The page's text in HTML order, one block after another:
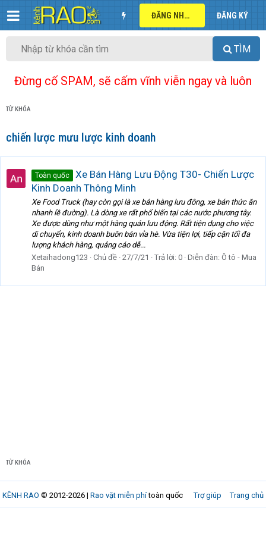
ĐĂNG NHẬP ĐĂNG KÝ
TÌM
Đừng cố SPAM, sẽ cấm vĩnh viễn ngay và luôn
TỪ KHÓA
chiến lược mưu lược kinh doanh
Toàn quốc
Xe Bán Hàng Lưu Động T30- Chiến Lược
Kinh Doanh Thông Minh
Xe Food Truck (hay còn gọi là xe bán hàng lưu đông, xe bán thức ăn
nhanh lề đường). Là dòng xe rất phổ biến tại các nước phương tây.
Xe được dùng như một hàng quán lưu động. Rất tiện dụng cho việc
di chuyển, kinh doanh buôn bán vỉa hè. Vừa tiện lợi, tiếp cận tối đa
lượng khách hàng, quảng cáo dễ...
Xetaihadong123
Chủ đề 27/7/21 Trả lời: 0 Diễn đàn: Ô tô - Mua
Bán
TỪ KHÓA
Trợ giúp Trang chủ
KÊNH RAO © 2012-2026 | Rao vặt miễn phítoàn quốc